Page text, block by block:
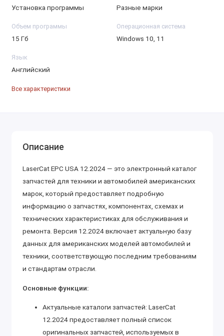
Установка программы Разные марки
Объем программы
15 Гб
Операционная система
Windows 10, 11
Язык
Английский
Все характеристики
Описание
LaserCat EPC USA 12.2024 — это электронный каталог
запчастей для техники и автомобилей американских
марок, который предоставляет подробную
информацию о запчастях, компонентах, схемах и
технических характеристиках для обслуживания и
ремонта. Версия 12.2024 включает актуальную базу
данных для американских моделей автомобилей и
техники, соответствующую последним требованиям
и стандартам отрасли.
Основные функции:
Актуальные каталоги запчастей: LaserCat
12.2024 предоставляет полный список
оригинальных запчастей, используемых в